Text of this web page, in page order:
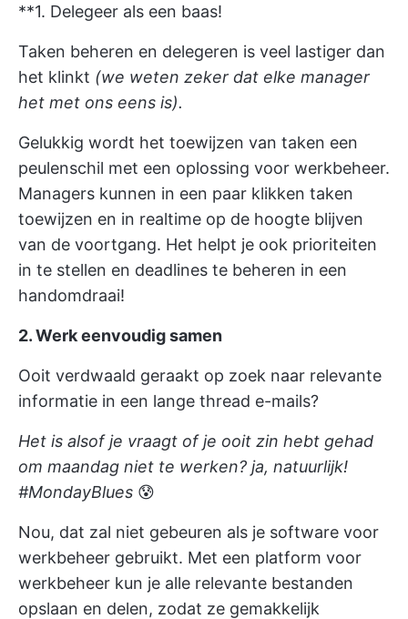
**1. Delegeer als een baas!
Taken beheren en delegeren is veel lastiger dan
het klinkt (we weten zeker dat elke manager
het met ons eens is).
Gelukkig wordt het toewijzen van taken een
peulenschil met een oplossing voor werkbeheer.
Managers kunnen in een paar klikken taken
toewijzen en in realtime op de hoogte blijven
van de voortgang. Het helpt je ook prioriteiten
in te stellen en deadlines te beheren in een
handomdraai!
2. Werk eenvoudig samen
Ooit verdwaald geraakt op zoek naar relevante
informatie in een lange thread e-mails?
Het is alsof je vraagt of je ooit zin hebt gehad
om maandag niet te werken? ja, natuurlijk!
#MondayBlues 😰
Nou, dat zal niet gebeuren als je software voor
werkbeheer gebruikt. Met een platform voor
werkbeheer kun je alle relevante bestanden
opslaan en delen, zodat ze gemakkelijk